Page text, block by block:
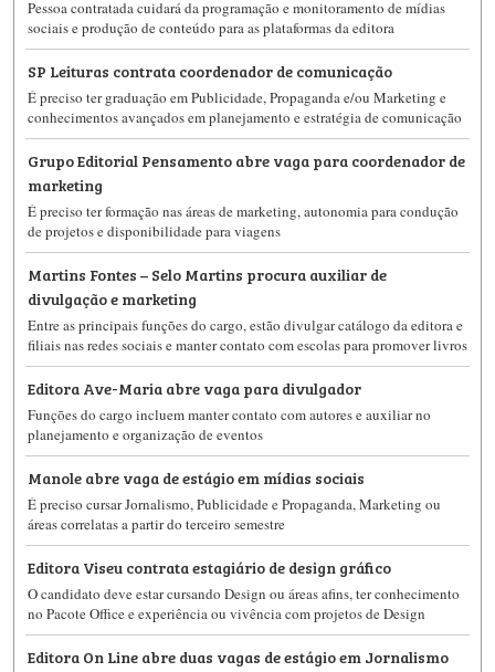
Pessoa contratada cuidará da programação e monitoramento de mídias
sociais e produção de conteúdo para as plataformas da editora
SP Leituras contrata coordenador de comunicação
É preciso ter graduação em Publicidade, Propaganda e/ou Marketing e
conhecimentos avançados em planejamento e estratégia de comunicação
Grupo Editorial Pensamento abre vaga para coordenador de
marketing
É preciso ter formação nas áreas de marketing, autonomia para condução
de projetos e disponibilidade para viagens
Martins Fontes – Selo Martins procura auxiliar de
divulgação e marketing
Entre as principais funções do cargo, estão divulgar catálogo da editora e
filiais nas redes sociais e manter contato com escolas para promover livros
Editora Ave-Maria abre vaga para divulgador
Funções do cargo incluem manter contato com autores e auxiliar no
planejamento e organização de eventos
Manole abre vaga de estágio em mídias sociais
É preciso cursar Jornalismo, Publicidade e Propaganda, Marketing ou
áreas correlatas a partir do terceiro semestre
Editora Viseu contrata estagiário de design gráfico
O candidato deve estar cursando Design ou áreas afins, ter conhecimento
no Pacote Office e experiência ou vivência com projetos de Design
Editora On Line abre duas vagas de estágio em Jornalismo